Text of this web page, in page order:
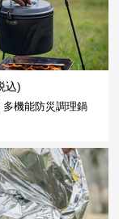
込)
多機能防災調理鍋